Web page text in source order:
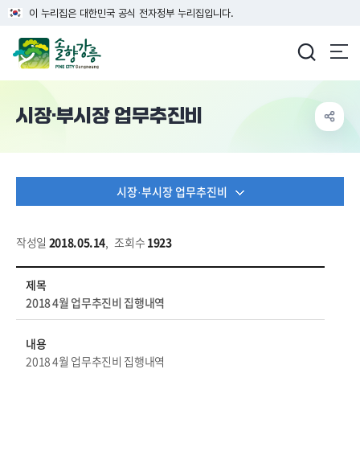
이 누리집은 대한민국 공식 전자정부 누리집입니다.
시장·부시장 업무추진비
시장·부시장 업무추진비
작성일 2018.05.14, 조회수 1923
제목
2018 4월 업무추진비 집행내역
내용
2018 4월 업무추진비 집행내역